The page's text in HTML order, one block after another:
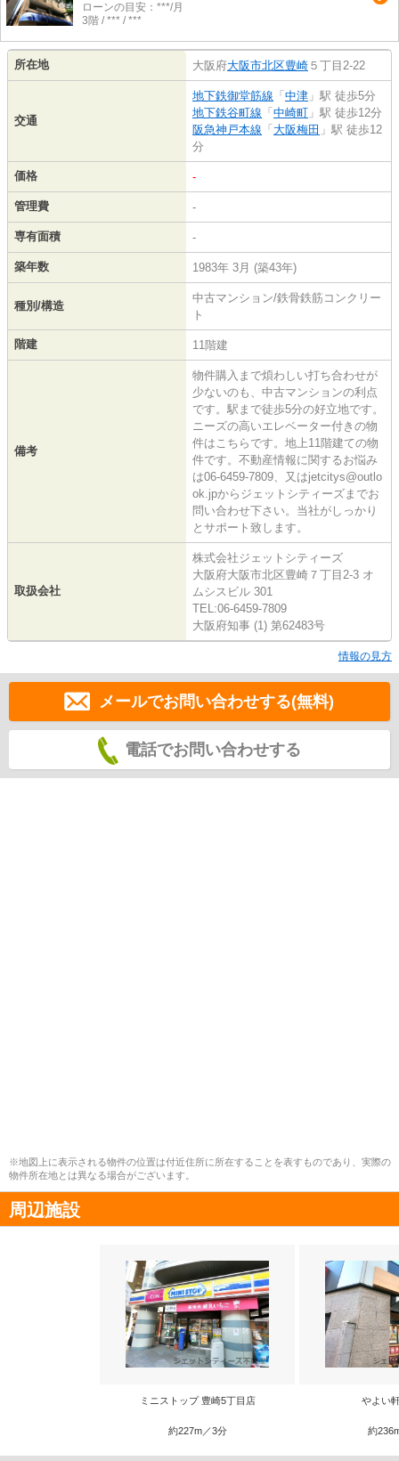
ローンの目安：***/月
3階 / *** / ***
所在地 大阪府大阪市北区豊崎 ５丁目2-22
交通
地下鉄御堂筋線 「 中津 」駅 徒歩5分
地下鉄谷町線 「 中崎町 」駅 徒歩12分
阪急神戸本線 「 大阪梅田 」駅 徒歩12
分
価格 -
管理費 -
専有面積 -
築年数 1983年 3月 (築43年)
種別/構造
中古マンション/鉄骨鉄筋コンクリー
ト
階建 11階建
備考
物件購入まで煩わしい打ち合わせが
少ないのも、中古マンションの利点
です。駅まで徒歩5分の好立地です。
ニーズの高いエレベーター付きの物
件はこちらです。地上11階建ての物
件です。不動産情報に関するお悩み
は06-6459-7809、又はjetcitys@outlo
ok.jpからジェットシティーズまでお
問い合わせ下さい。当社がしっかり
とサポート致します。
取扱会社
株式会社ジェットシティーズ
大阪府大阪市北区豊崎７丁目2-3 オ
ムシスビル 301
TEL:06-6459-7809
大阪府知事 (1) 第62483号
情報の見方
メールでお問い合わせする(無料)
電話でお問い合わせする
※地図上に表示される物件の位置は付近住所に所在することを表すものであり、実際の
物件所在地とは異なる場合がございます。
周辺施設
ミニストップ 豊崎5丁目店
約227m／3分
やよい
約